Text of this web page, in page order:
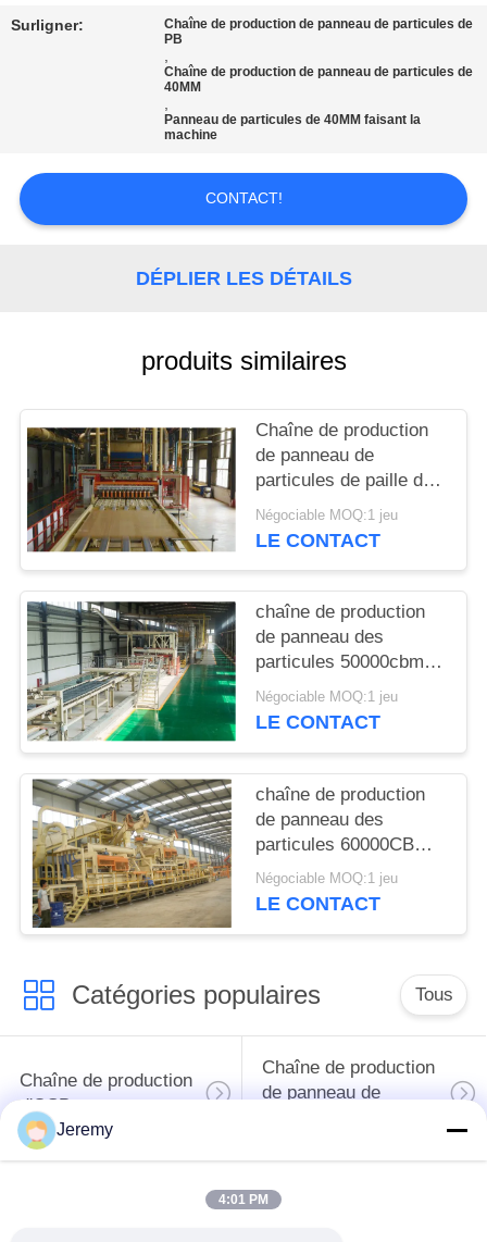
NOUS
CONTACTER
DEMANDER
PRIVACY
POLICY
Surligner:
Chaîne de production de panneau de particules de
PB
,
Chaîne de production de panneau de particules de
40MM
,
Panneau de particules de 40MM faisant la
machine
CONTACT!
DÉPLIER LES DÉTAILS
produits similaires
Chaîne de production
de panneau de
particules de paille de
riz haut panneau de
productivité 2440 x
Négociable MOQ:1 jeu
LE CONTACT
chaîne de production
de panneau des
particules 50000cbm
panneau 2440 x 1220
millimètres
Négociable MOQ:1 jeu
LE CONTACT
chaîne de production
de panneau des
particules 60000CBM
panneau 2440 x 1220
millimètres
Négociable MOQ:1 jeu
LE CONTACT
Catégories populaires Tous
Chaîne de production
d'OSB
Chaîne de production
de panneau de
Projets de papier
Jeremy
4:01 PM